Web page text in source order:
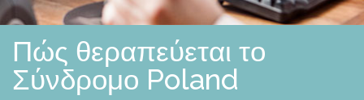
Δ
Ρ
Μ
Ο
Υ
P
Πώς θεραπεύεται το
Σύνδρομο Poland